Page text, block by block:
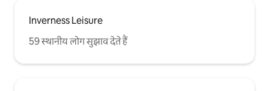
Inverness Leisure
59 स्थानीय लोग सुझाव देते हैं